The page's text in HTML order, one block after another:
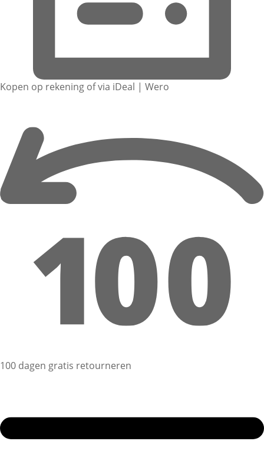
Kopen op rekening of via iDeal | Wero
100 dagen gratis retourneren